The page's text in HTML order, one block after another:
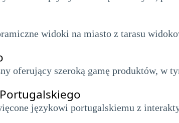
widoki na miasto z tarasu
oferujący szeroką gamę produktów, w
językowi portugalskiemu z